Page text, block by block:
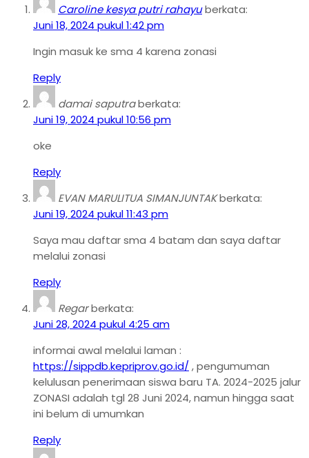
Caroline kesya putri rahayuberkata:
Juni 18, 2024 pukul 1:42 pm
Ingin masuk ke sma 4 karena zonasi
Reply
damai saputraberkata:
Juni 19, 2024 pukul 10:56 pm
oke
Reply
EVAN MARULITUA SIMANJUNTAKberkata:
Juni 19, 2024 pukul 11:43 pm
Saya mau daftar sma 4 batam dan saya daftar
melalui zonasi
Reply
Regarberkata:
Juni 28, 2024 pukul 4:25 am
informai awal melalui laman :
https://sippdb.kepriprov.go.id/ , pengumuman
kelulusan penerimaan siswa baru TA. 2024-2025 jalur
ZONASI adalah tgl 28 Juni 2024, namun hingga saat
ini belum di umumkan
Reply